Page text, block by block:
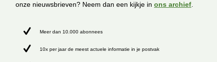
onze nieuwsbrieven? Neem dan een kijkje in ons archief
Meer dan 10.000 abonnees
10x per jaar de meest actuele informatie in je postvak